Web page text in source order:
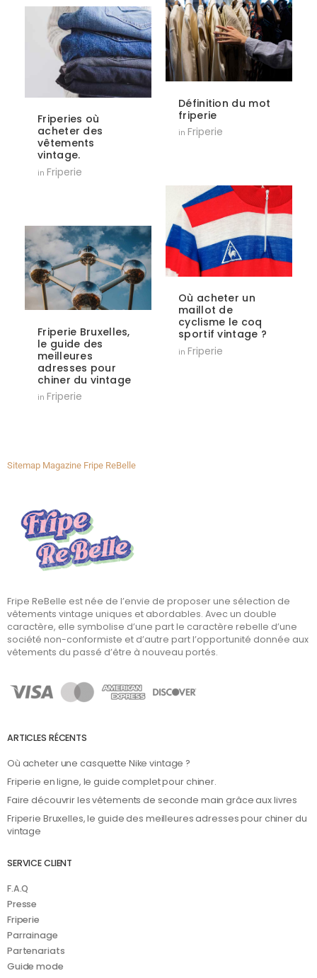
Définition du mot
friperie
in Friperie
Friperies où
acheter des
vêtements
vintage.
in Friperie
Où acheter un
maillot de
cyclisme le coq
sportif vintage ?
in Friperie
Friperie Bruxelles,
le guide des
meilleures
adresses pour
chiner du vintage
in Friperie
Sitemap Magazine Fripe ReBelle
Fripe ReBelle est née de l’envie de proposer une sélection de
vêtements vintage uniques et abordables. Avec un double
caractère, elle symbolise d’une part le caractère rebelle d’une
société non-conformiste et d’autre part l’opportunité donnée aux
vêtements du passé d’être à nouveau portés.
ARTICLES RÉCENTS
Où acheter une casquette Nike vintage ?
Friperie en ligne, le guide complet pour chiner.
Faire découvrir les vêtements de seconde main grâce aux livres
Friperie Bruxelles, le guide des meilleures adresses pour chiner du
vintage
SERVICE CLIENT
F.A.Q
Presse
Friperie
Parrainage
Partenariats
Guide mode